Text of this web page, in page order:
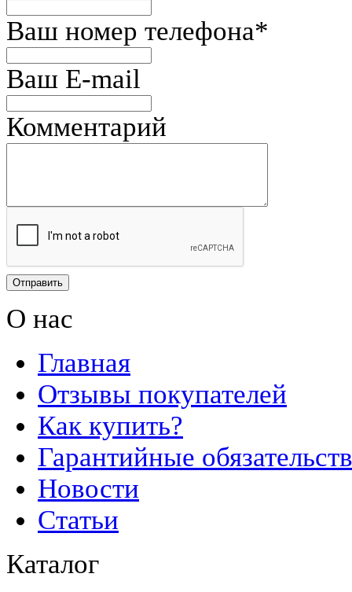
Ваш номер телефона*
Ваш E-mail
Комментарий
О нас
Главная
Отзывы покупателей
Как купить?
Гарантийные
Новости
Статьи
Каталог